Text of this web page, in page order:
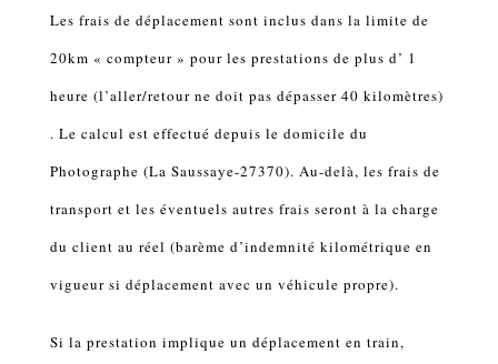
Les frais de déplacement sont inclus dans la limite de
20km « compteur » pour les prestations de plus d’ 1
heure (l’aller/retour ne doit pas dépasser 40 kilomètres)
. Le calcul est effectué depuis le domicile du
Photographe (La Saussaye-27370). Au-delà, les frais de
transport et les éventuels autres frais seront à la charge
du client au réel (barème d’indemnité kilométrique en
vigueur si déplacement avec un véhicule propre).
Si la prestation implique un déplacement en train,